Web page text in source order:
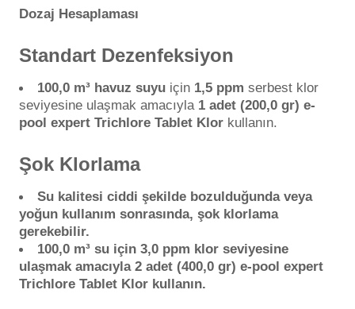
Dozaj Hesaplaması
Standart Dezenfeksiyon
100,0 m³ havuz suyu için 1,5 ppm serbest klor
seviyesine ulaşmak amacıyla 1 adet (200,0 gr) e-
pool expert Trichlore Tablet Klor kullanın.
Şok Klorlama
Su kalitesi ciddi şekilde bozulduğunda veya
yoğun kullanım sonrasında, şok klorlama
gerekebilir.
100,0 m³ su için 3,0 ppm klor seviyesine
ulaşmak amacıyla 2 adet (400,0 gr) e-pool expert
Trichlore Tablet Klor kullanın.